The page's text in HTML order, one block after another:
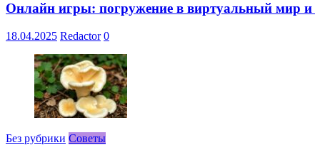
Онлайн игры: погружение в виртуальный мир
18.04.2025 Redactor 0
Без рубрики Советы